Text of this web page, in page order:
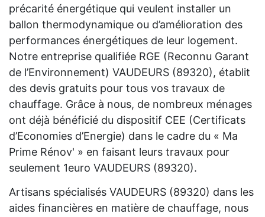
précarité énergétique qui veulent installer un
ballon thermodynamique ou d’amélioration des
performances énergétiques de leur logement.
Notre entreprise qualifiée RGE (Reconnu Garant
de l’Environnement) VAUDEURS (89320), établit
des devis gratuits pour tous vos travaux de
chauffage. Grâce à nous, de nombreux ménages
ont déjà bénéficié du dispositif CEE (Certificats
d’Economies d’Energie) dans le cadre du « Ma
Prime Rénov' » en faisant leurs travaux pour
seulement 1euro VAUDEURS (89320).
Artisans spécialisés VAUDEURS (89320) dans les
aides financières en matière de chauffage, nous